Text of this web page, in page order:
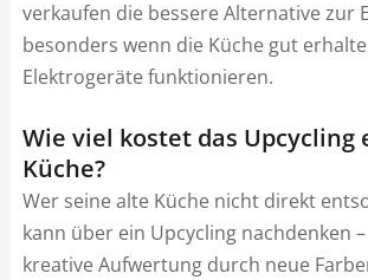
verkaufen die bessere Alternative zur
besonders wenn die Küche gut
Elektrogeräte funktionieren.
Wie viel kostet das Upcycling
Küche?
Wer seine alte Küche nicht direkt
kann über ein Upcycling nachdenken
kreative Aufwertung durch neue